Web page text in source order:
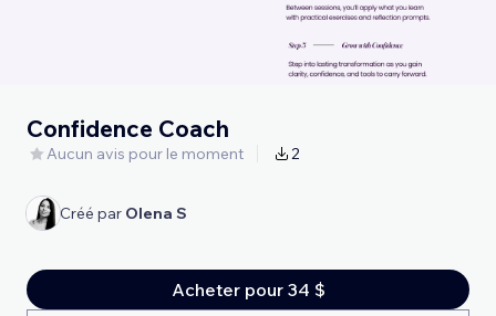
Confidence Coach
Aucun avis pour le moment 2
Créé par Olena S
Acheter pour 34 $